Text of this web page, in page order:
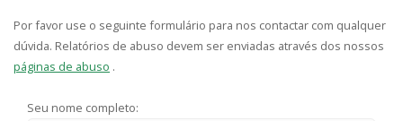
Por favor use o seguinte formulário para nos contactar com qualquer
dúvida. Relatórios de abuso devem ser enviadas através dos nossos
páginas de abuso .
Seu nome completo: